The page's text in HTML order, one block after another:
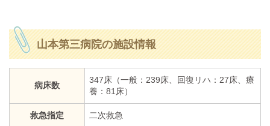
山本第三病院の施設情報
病床数
347床（一般：239床、回復リハ：27床、療
養：81床）
救急指定 二次救急